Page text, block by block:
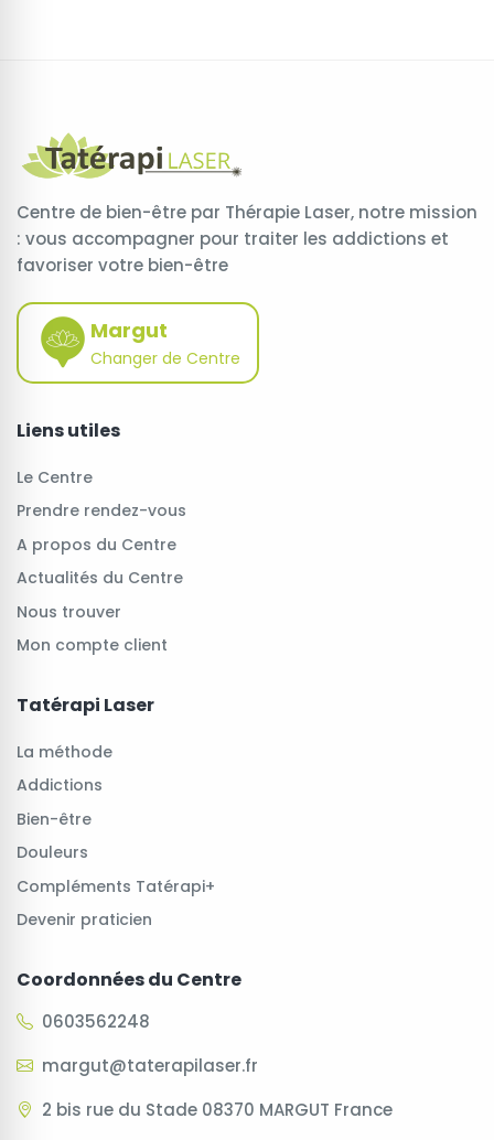
Centre de bien-être par Thérapie Laser, notre mission
: vous accompagner pour traiter les addictions et
favoriser votre bien-être
Margut
Changer de Centre
Liens utiles
Le Centre
Prendre rendez-vous
A propos du Centre
Actualités du Centre
Nous trouver
Mon compte client
Tatérapi Laser
La méthode
Addictions
Bien-être
Douleurs
Compléments Tatérapi+
Devenir praticien
Coordonnées du Centre
0603562248
margut@taterapilaser.fr
2 bis rue du Stade 08370 MARGUT France